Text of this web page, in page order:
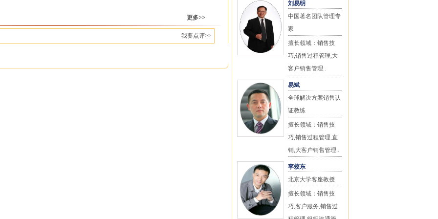
更多>>
我要点评>>
刘易明
中国著名团队管理专
家
擅长领域：销售技
巧,销售过程管理,大
客户销售管理..
易斌
全球解决方案销售认
证教练
擅长领域：销售技
巧,销售过程管理,直
销,大客户销售管理..
李蛟东
北京大学客座教授
擅长领域：销售技
巧,客户服务,销售过